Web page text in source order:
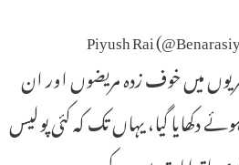
میں خوف زدہ مریضوں اور ان
دکھایا گیا، یہاں تک کہ کئی پولیس